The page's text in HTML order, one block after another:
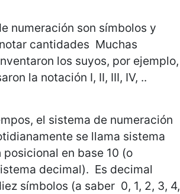
numeración son símbolos y
cantidades Muchas
los suyos, por ejemplo,
la notación I, II, III, IV, ..
el sistema de numeración
se llama sistema
en base 10 (o
decimal). Es decimal
símbolos (a saber 0, 1, 2, 3, 4,